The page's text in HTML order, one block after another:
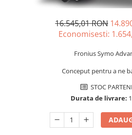
16.545,01 RON
Economisesti:
Fronius Symo
Conceput pentru a ne
STOC
Durata de livrare: